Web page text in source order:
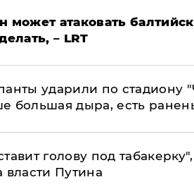
может атаковать
– LRT
ударили по стадиону
большая дыра, есть
голову под
власти Путина